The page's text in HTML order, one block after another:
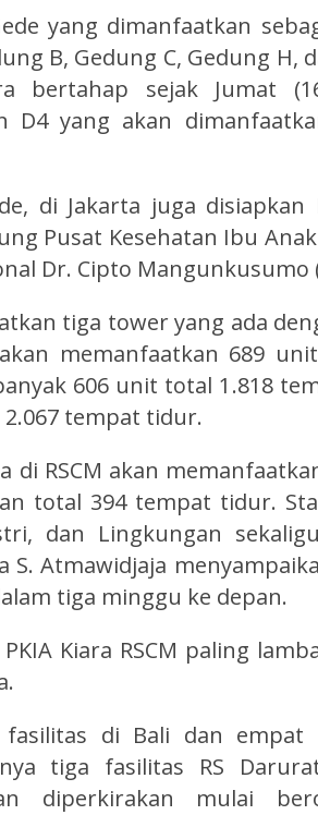
yang dimanfaatkan
B, Gedung C, Gedung H,
bertahap sejak Jumat
D4 yang akan
di Jakarta juga disiapkan
Pusat Kesehatan Ibu Anak
Dr. Cipto Mangunkusumo
tiga tower yang ada
memanfaatkan 689
606 unit total 1.818
tempat tidur.
di RSCM akan
total 394 tempat tidur.
dan Lingkungan
S. Atmawidjaja
tiga minggu ke depan.
Kiara RSCM paling
di Bali dan empat
tiga fasilitas RS
diperkirakan mulai